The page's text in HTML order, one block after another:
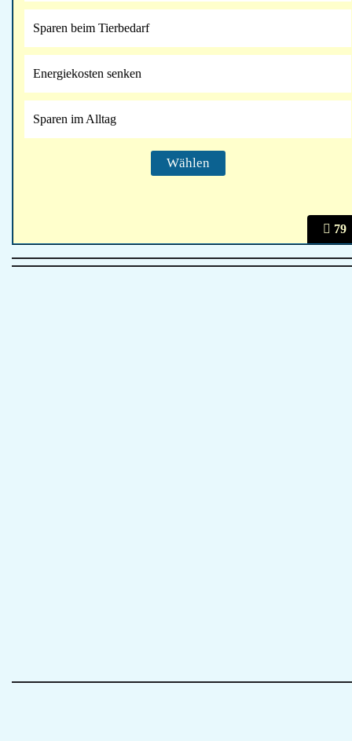
79
Sparen beim Tierbedarf
Energiekosten senken
Sparen im Alltag